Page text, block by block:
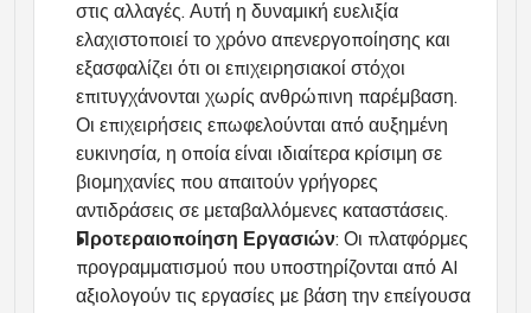
στις αλλαγές. Αυτή η δυναμική ευελιξία
ελαχιστοποιεί το χρόνο απενεργοποίησης και
εξασφαλίζει ότι οι επιχειρησιακοί στόχοι
επιτυγχάνονται χωρίς ανθρώπινη παρέμβαση.
Οι επιχειρήσεις επωφελούνται από αυξημένη
ευκινησία, η οποία είναι ιδιαίτερα κρίσιμη σε
βιομηχανίες που απαιτούν γρήγορες
αντιδράσεις σε μεταβαλλόμενες καταστάσεις.
Προτεραιοποίηση Εργασιών: Οι πλατφόρμες
προγραμματισμού που υποστηρίζονται από AI
αξιολογούν τις εργασίες με βάση την επείγουσα